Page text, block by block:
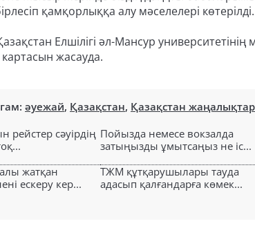
қамқорлыққа алу мәселелері көтерілді.
Елшілігі әл-Мансур
жасауда.
әуежай, Қазақстан, Қазақстан
рейстер сәуірдің Пойызда немесе вокзалда
затыңызды ұмытсаңыз не іс...
жатқан
ескеру кер...
ТЖМ құтқарушылары тауда
адасып қалғандарға көмек...